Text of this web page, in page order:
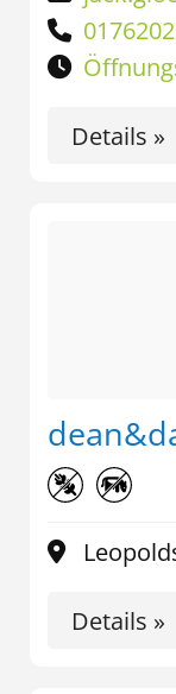
Details »
Details »